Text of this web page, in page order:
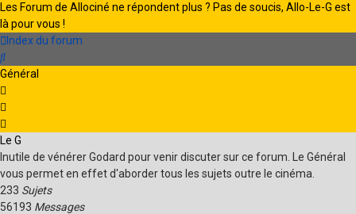
Les Forum de Allociné ne répondent plus ? Pas de soucis, Allo-Le-G est
là pour vous !
Index du forum
Rechercher
Général
Le G
Inutile de vénérer Godard pour venir discuter sur ce forum. Le Général
vous permet en effet d'aborder tous les sujets outre le cinéma.
233 Sujets
56193 Messages